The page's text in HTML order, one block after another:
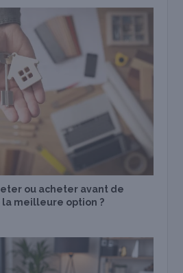
ou acheter avant de
meilleure option ?